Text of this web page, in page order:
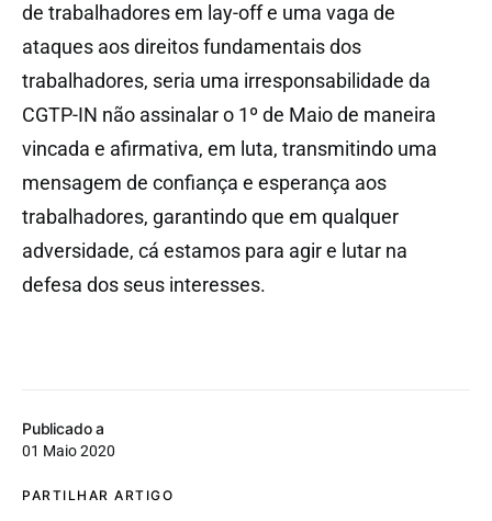
Publicado a
01 Maio 2020
PARTILHAR ARTIGO
de trabalhadores em lay-off e uma vaga de
ataques aos direitos fundamentais dos
trabalhadores, seria uma irresponsabilidade da
CGTP-IN não assinalar o 1º de Maio de maneira
vincada e afirmativa, em luta, transmitindo uma
mensagem de confiança e esperança aos
trabalhadores, garantindo que em qualquer
adversidade, cá estamos para agir e lutar na
defesa dos seus interesses.